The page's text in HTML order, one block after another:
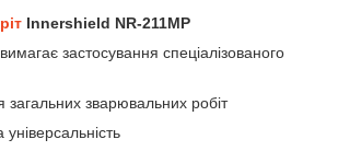
Innershield NR-211MP
застосування спеціалізованого
загальних зварювальних робіт
універсальність